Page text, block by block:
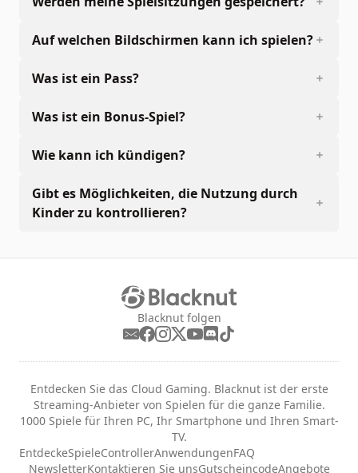
Auf welchen Bildschirmen kann ich spielen?
Was ist ein Pass?
Was ist ein Bonus-Spiel?
Wie kann ich kündigen?
Gibt es Möglichkeiten, die Nutzung durch
Kinder zu kontrollieren?
Blacknut folgen
Entdecken Sie das Cloud Gaming. Blacknut ist der erste
Streaming-Anbieter von Spielen für die ganze Familie.
1000 Spiele für Ihren PC, Ihr Smartphone und Ihren Smart-
TV.
EntdeckeSpieleControllerAnwendungenFAQ
NewsletterKontaktieren Sie unsGutscheincodeAngebote